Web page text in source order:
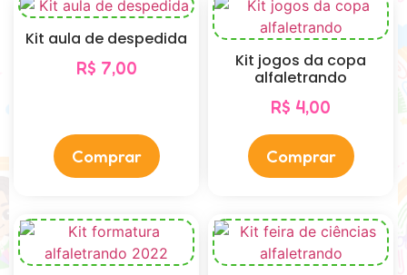
Kit aula de despedida
R$ 7,00
Comprar
Kit jogos da copa
alfaletrando
R$ 4,00
Comprar